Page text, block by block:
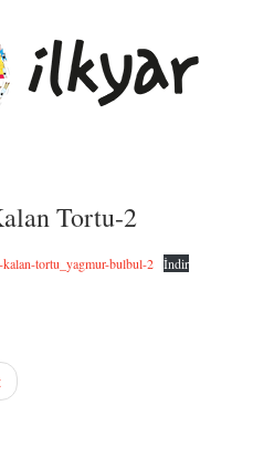
Tortu-2
tortu_yagmur-bulbul-2 İndir